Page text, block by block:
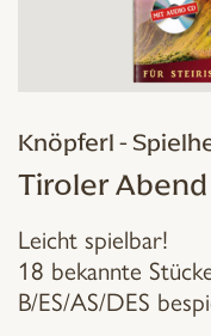
Knöpferl -
Tiroler Abend
Leicht spielbar!
18 bekannte
B/ES/AS/DES